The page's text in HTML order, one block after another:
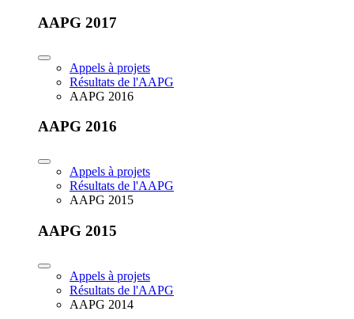
AAPG 2017
Appels à projets
Résultats de l'AAPG
AAPG 2016
AAPG 2016
Appels à projets
Résultats de l'AAPG
AAPG 2015
AAPG 2015
Appels à projets
Résultats de l'AAPG
AAPG 2014